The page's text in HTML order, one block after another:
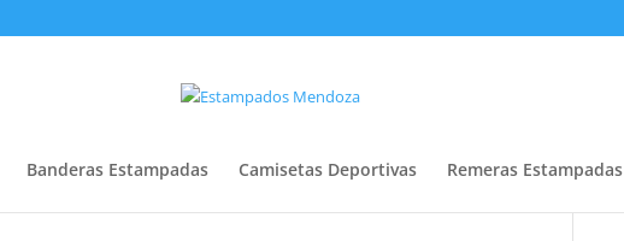
Banderas Estampadas Camisetas Deportivas Remeras Estampadas